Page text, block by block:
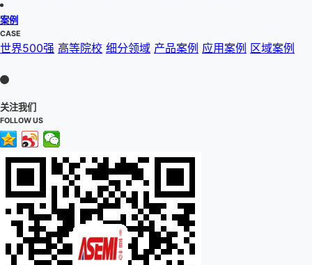
案例
CASE
世界500强 高等院校 细分领域 产品案例 应用案例 区域案例
关注我们
FOLLOW US